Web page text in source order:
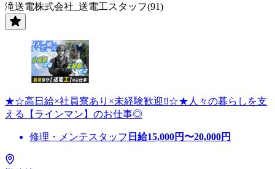
滝送電株式会社_送電工スタッフ(91)
★☆高日給×社員寮あり×未経験歓迎‼☆★人々の暮らしを支
える【ラインマン】のお仕事◎
修理・メンテスタッフ 日給15,000円〜20,000円